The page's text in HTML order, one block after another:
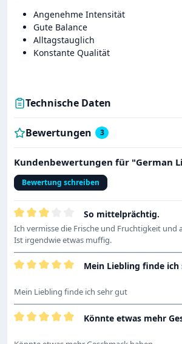
Angenehme Intensität
Gute Balance
Alltagstauglich
Konstante Qualität
Technische Daten
Bewertungen 3
Kundenbewertungen für "German
Bewertung schreiben
Bewertung mit 3 von 5 Sternen
So mittelprächtig.
Ich vermisse die Frische und Fruchtigkeit und
Ist irgendwie etwas muffig.
Mein Liebling finde ich
Mein Liebling finde ich sehr gut
Könnte etwas mehr